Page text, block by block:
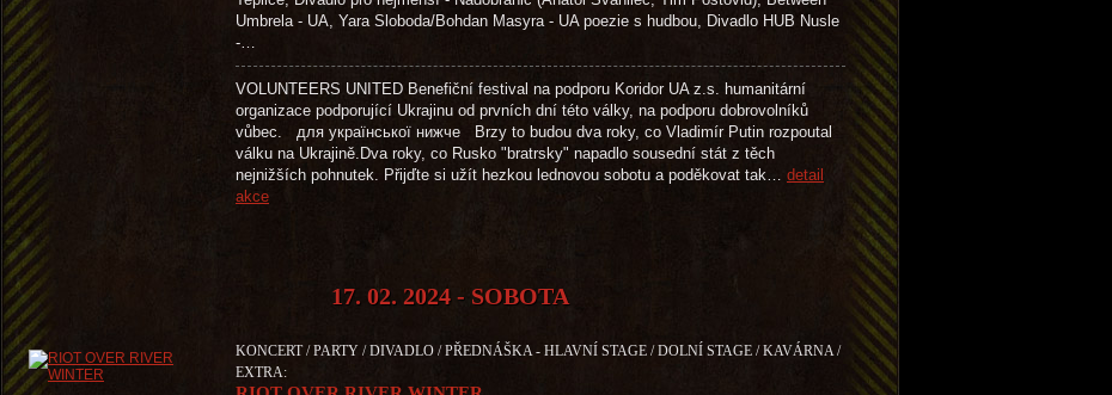
Umbrela - UA, Yara Sloboda/Bohdan Masyra - UA poezie s hudbou, Divadlo HUB Nusle
-…
VOLUNTEERS UNITED Benefiční festival na podporu Koridor UA z.s. humanitární
organizace podporující Ukrajinu od prvních dní této války, na podporu dobrovolníků
vůbec. для української нижче Brzy to budou dva roky, co Vladimír Putin rozpoutal
válku na Ukrajině.Dva roky, co Rusko "bratrsky" napadlo sousední stát z těch
nejnižších pohnutek. Přijďte si užít hezkou lednovou sobotu a poděkovat tak… detail
akce
17. 02. 2024 - SOBOTA
KONCERT / PARTY / DIVADLO / PŘEDNÁŠKA - HLAVNÍ STAGE / DOLNÍ STAGE / KAVÁRNA /
EXTRA: